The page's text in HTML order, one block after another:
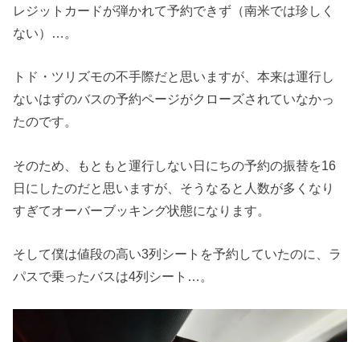
レジットカードが弾かれて予約できず（南米では珍しく
ない）…。
トド・ツリズモの不手際だと思いますが、本来は運行し
ないはずのバスの予約ページがクローズされていなかっ
たのです。
そのため、もともと運行しない日にちの予約の振替を16
日にしたのだと思いますが、そうなると人数が多くなり
すぎてオーバーブッキング状態になります。
そして僕は値段の高い3列シートを予約していたのに、ラ
パスで乗ったバスは4列シート…。